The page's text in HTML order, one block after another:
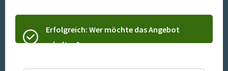
Erfolgreich: Wer möchte das Angebot
erhalten?